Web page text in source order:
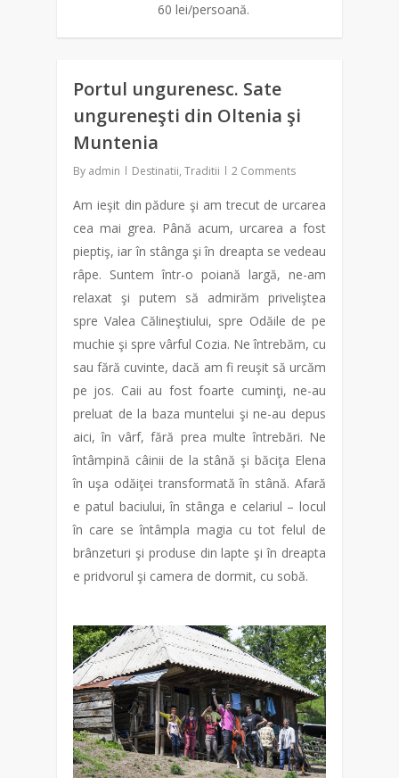
60 lei/persoană.
Portul ungurenesc. Sate
ungureneşti din Oltenia şi
Muntenia
By admin Destinatii, Traditii 2 Comments
Am ieşit din pădure şi am trecut de urcarea
cea mai grea. Până acum, urcarea a fost
pieptiş, iar în stânga şi în dreapta se vedeau
râpe. Suntem într-o poiană largă, ne-am
relaxat şi putem să admirăm priveliştea
spre Valea Călineştiului, spre Odăile de pe
muchie şi spre vârful Cozia. Ne întrebăm, cu
sau fără cuvinte, dacă am fi reuşit să urcăm
pe jos. Caii au fost foarte cuminţi, ne-au
preluat de la baza muntelui şi ne-au depus
aici, în vârf, fără prea multe întrebări. Ne
întâmpină câinii de la stână şi băciţa Elena
în uşa odăiţei transformată în stână. Afară
e patul baciului, în stânga e celariul – locul
în care se întâmpla magia cu tot felul de
brânzeturi şi produse din lapte şi în dreapta
e pridvorul şi camera de dormit, cu sobă.
0